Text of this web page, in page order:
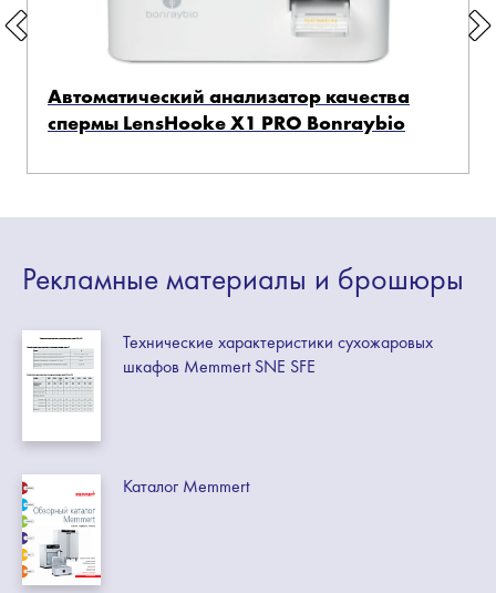
Автоматический анализатор качества
спермы LensHooke X1 PRO Bonraybio
Рекламные материалы и брошюры
Технические характеристики сухожаровых
шкафов Memmert SNE SFE
Каталог Memmert